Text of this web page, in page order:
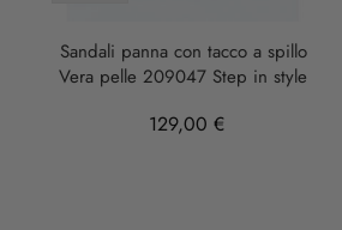
Sandali panna con tacco a spillo
Vera pelle 209047 Step in style
129,00 €